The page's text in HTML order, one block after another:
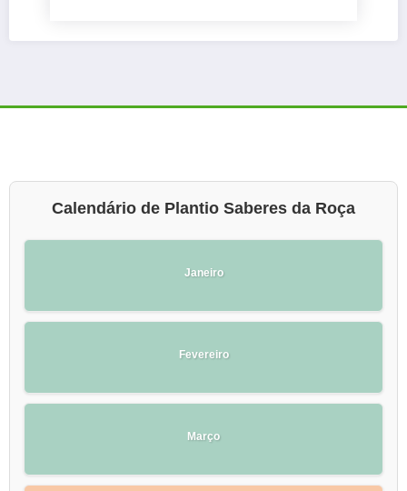
Calendário de Plantio Saberes da Roça
Janeiro
Fevereiro
Março